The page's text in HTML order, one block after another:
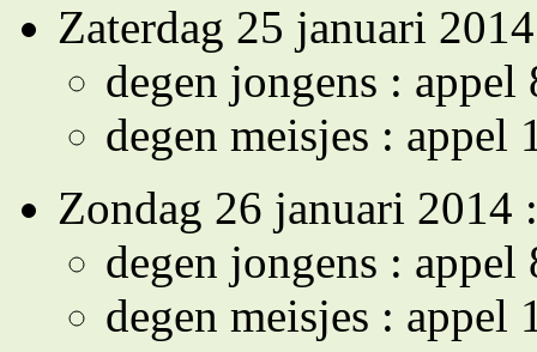
Zaterdag 25 januari
degen jongens :
degen meisjes : appel
Zondag 26 januari 2014
degen jongens :
degen meisjes : appel